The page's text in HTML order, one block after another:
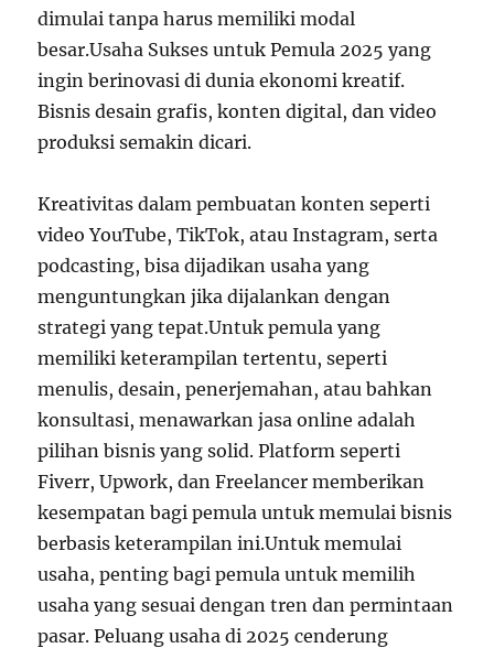
dimulai tanpa harus memiliki modal
besar.Usaha Sukses untuk Pemula 2025 yang
ingin berinovasi di dunia ekonomi kreatif.
Bisnis desain grafis, konten digital, dan video
produksi semakin dicari.
Kreativitas dalam pembuatan konten seperti
video YouTube, TikTok, atau Instagram, serta
podcasting, bisa dijadikan usaha yang
menguntungkan jika dijalankan dengan
strategi yang tepat.Untuk pemula yang
memiliki keterampilan tertentu, seperti
menulis, desain, penerjemahan, atau bahkan
konsultasi, menawarkan jasa online adalah
pilihan bisnis yang solid. Platform seperti
Fiverr, Upwork, dan Freelancer memberikan
kesempatan bagi pemula untuk memulai bisnis
berbasis keterampilan ini.Untuk memulai
usaha, penting bagi pemula untuk memilih
usaha yang sesuai dengan tren dan permintaan
pasar. Peluang usaha di 2025 cenderung